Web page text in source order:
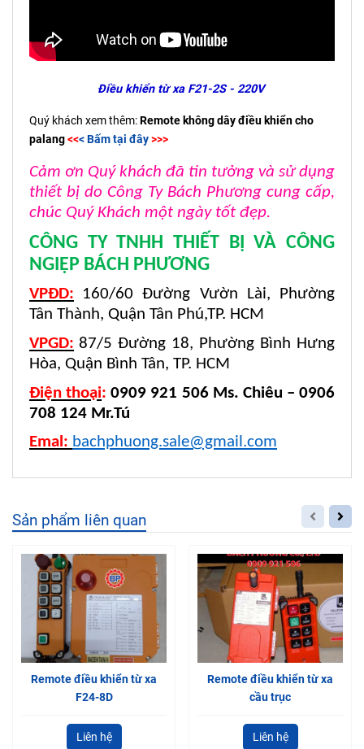
Điều khiển từ xa F21-2S - 220V
Quý khách xem thêm:Remote không dây điều khiển cho
palang<<<Bấm tại đây>>>
Cảm ơn Quý khách đã tin tưởng và sử dụng
thiết bị do Công Ty Bách Phương cung cấp,
chúc Quý Khách một ngày tốt đẹp.
CÔNG TY TNHH THIẾT BỊ VÀ CÔNG
NGIỆP BÁCH PHƯƠNG
VPĐD:
160/60 Đường Vườn Lài, Phường
Tân Thành, Quận Tân Phú,TP. HCM
VPGD: 87/5 Đường 18, Phường Bình Hưng
Hòa, Quận Bình Tân, TP. HCM
Điện thoại:0909 921 506 Ms. Chiêu – 0906
708 124 Mr.Tú
Emal: bachphuong.sale@gmail.com
Sản phẩm liên quan
Remote điều khiển từ xa
F24-8D
Liên hệ
Remote điều khiển từ xa
cầu trục
Liên hệ